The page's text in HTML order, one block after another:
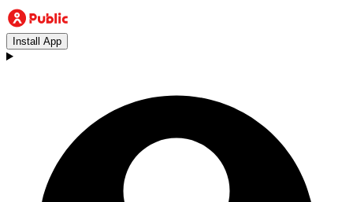
Install App